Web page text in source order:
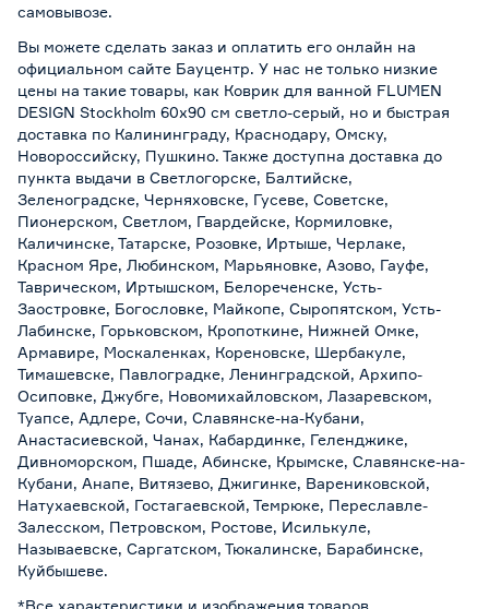
самовывозе.
Вы можете сделать заказ и оплатить его онлайн на
официальном сайте Бауцентр. У нас не только низкие
цены на такие товары, как Коврик для ванной FLUMEN
DESIGN Stockholm 60х90 см светло-серый, но и быстрая
доставка по Калининграду, Краснодару, Омску,
Новороссийску, Пушкино. Также доступна доставка до
пункта выдачи в Светлогорске, Балтийске,
Зеленоградске, Черняховске, Гусеве, Советске,
Пионерском, Светлом, Гвардейске, Кормиловке,
Каличинске, Татарске, Розовке, Иртыше, Черлаке,
Красном Яре, Любинском, Марьяновке, Азово, Гауфе,
Таврическом, Иртышском, Белореченске, Усть-
Заостровке, Богословке, Майкопе, Сыропятском, Усть-
Лабинске, Горьковском, Кропоткине, Нижней Омке,
Армавире, Москаленках, Кореновске, Шербакуле,
Тимашевске, Павлоградке, Ленинградской, Архипо-
Осиповке, Джубге, Новомихайловском, Лазаревском,
Туапсе, Адлере, Сочи, Славянске-на-Кубани,
Анастасиевской, Чанах, Кабардинке, Геленджике,
Дивноморском, Пшаде, Абинске, Крымске, Славянске-на-
Кубани, Анапе, Витязево, Джигинке, Варениковской,
Натухаевской, Гостагаевской, Темрюке, Переславле-
Залесском, Петровском, Ростове, Исилькуле,
Называевске, Саргатском, Тюкалинске, Барабинске,
Куйбышеве.
*Все характеристики и изображения товаров